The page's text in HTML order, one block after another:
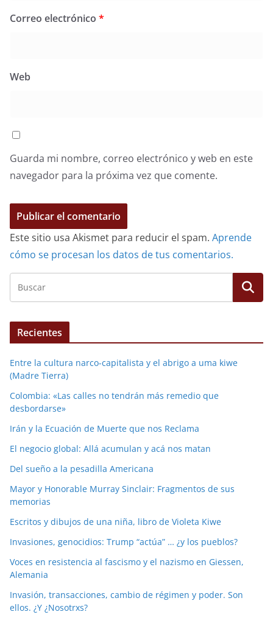
Correo electrónico *
Web
Guarda mi nombre, correo electrónico y web en este
navegador para la próxima vez que comente.
Este sitio usa Akismet para reducir el spam. Aprende
cómo se procesan los datos de tus comentarios.
Recientes
Entre la cultura narco-capitalista y el abrigo a uma kiwe
(Madre Tierra)
Colombia: «Las calles no tendrán más remedio que
desbordarse»
Irán y la Ecuación de Muerte que nos Reclama
El negocio global: Allá acumulan y acá nos matan
Del sueño a la pesadilla Americana
Mayor y Honorable Murray Sinclair: Fragmentos de sus
memorias
Escritos y dibujos de una niña, libro de Violeta Kiwe
Invasiones, genocidios: Trump “actúa” … ¿y los pueblos?
Voces en resistencia al fascismo y el nazismo en Giessen,
Alemania
Invasión, transacciones, cambio de régimen y poder. Son
ellos. ¿Y ¿Nosotrxs?